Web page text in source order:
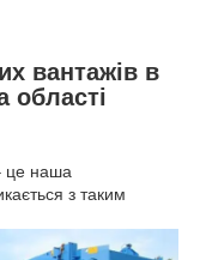
вантажів в
області
це наша
з таким